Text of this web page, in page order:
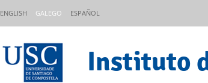
ENGLISH GALEGO ESPAÑOL
Instituto